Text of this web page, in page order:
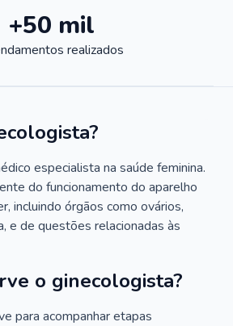
+50 mil
realizados
especialista na saúde feminina.
do funcionamento do aparelho
incluindo órgãos como ovários,
e de questões relacionadas às
o ginecologista?
para acompanhar etapas